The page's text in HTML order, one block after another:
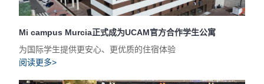
Mi campus Murcia正式成为UCAM官方合作学生公寓
为国际学生提供更安心、更优质的住宿体验
阅读更多>